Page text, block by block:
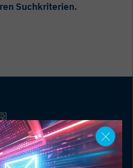
Suchkriterien.